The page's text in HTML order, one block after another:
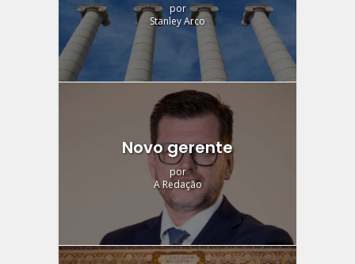
por
Stanley Arco
Novo gerente
por
A Redação